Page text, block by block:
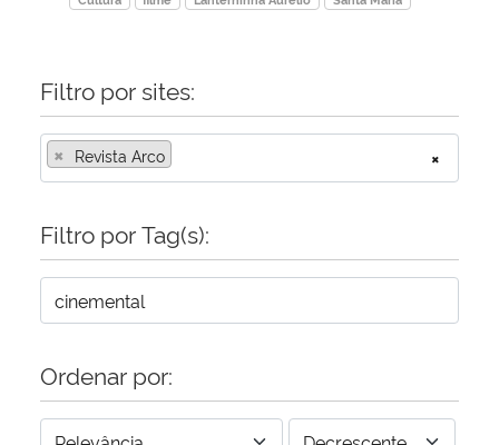
Ministério do Desenvolvimento Regional
Controladoria-Geral da União
Secretaria-Geral
Gabinete de Segurança Institucional
Filtro por sites:
×
× Revista Arco
Filtro por Tag(s):
Ordenar por: